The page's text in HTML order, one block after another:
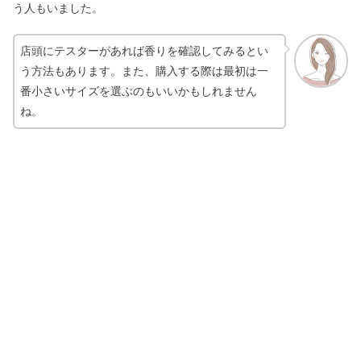
う人もいました。
店頭にテスターがあれば香りを確認してみるとい
う方法もあります。また、購入する際は最初は一
番小さいサイズを選ぶのもいいかもしれません
ね。